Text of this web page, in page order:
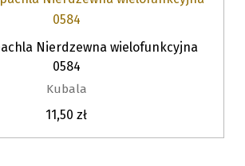
Nierdzewna wielofunkcyjna
0584
Kubala
11,50 zł